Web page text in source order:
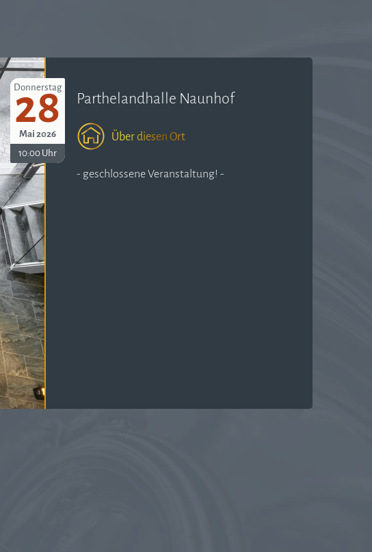
Donnerstag
28
Mai 2026
10:00 Uhr
Parthelandhalle Naunhof
Über diesen Ort
- geschlossene Veranstaltung! -